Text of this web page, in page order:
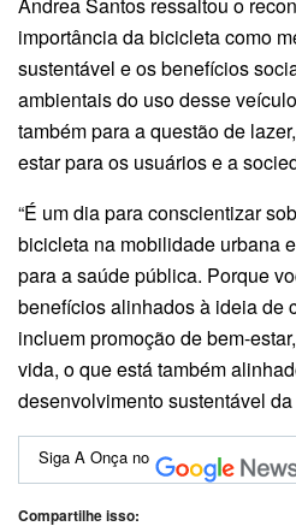
importância da bicicleta como
sustentável e os benefícios
ambientais do uso desse
também para a questão de
estar para os usuários e a
“É um dia para conscientizar
bicicleta na mobilidade urbana
para a saúde pública. Porque
benefícios alinhados à ideia de
incluem promoção de bem-
vida, o que está também
desenvolvimento sustentável da
Siga A Onça no
Compartilhe isso: